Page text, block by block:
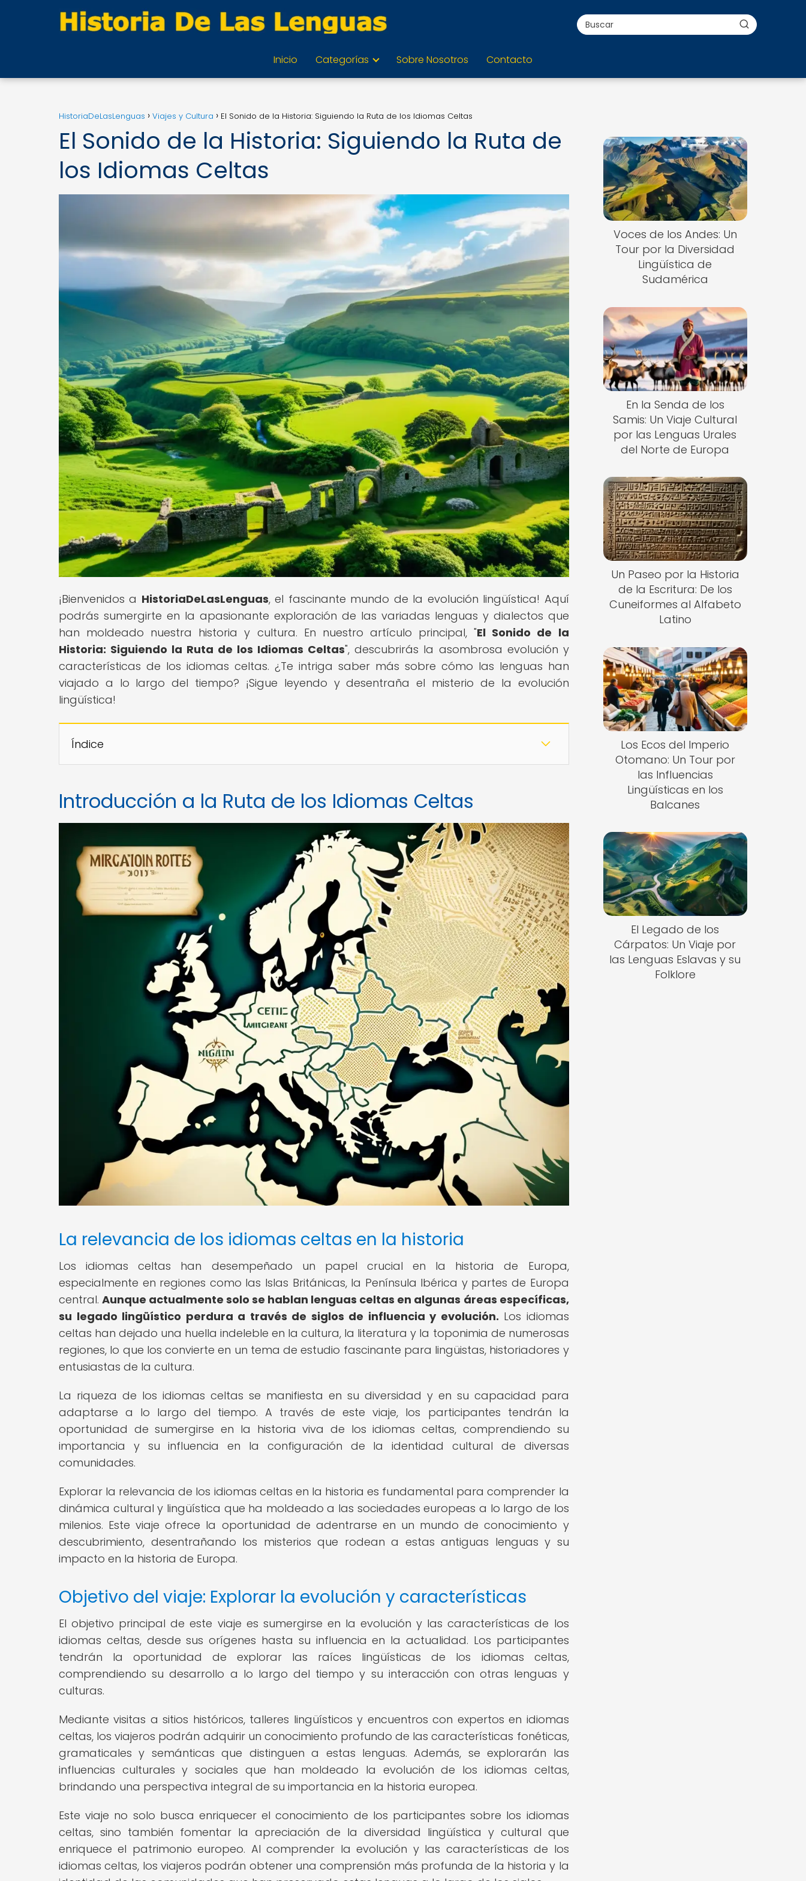
Inicio Categorías Sobre Nosotros Contacto
HistoriaDeLasLenguas Viajes y Cultura El Sonido de la Historia: Siguiendo la Ruta de los Idiomas Celtas
El Sonido de la Historia: Siguiendo la Ruta de
los Idiomas Celtas
¡Bienvenidos a HistoriaDeLasLenguas, el fascinante mundo de la evolución lingüística! Aquí
podrás sumergirte en la apasionante exploración de las variadas lenguas y dialectos que
han moldeado nuestra historia y cultura. En nuestro artículo principal, "El Sonido de la
Historia: Siguiendo la Ruta de los Idiomas Celtas", descubrirás la asombrosa evolución y
características de los idiomas celtas. ¿Te intriga saber más sobre cómo las lenguas han
viajado a lo largo del tiempo? ¡Sigue leyendo y desentraña el misterio de la evolución
lingüística!
Índice
Introducción a la Ruta de los Idiomas Celtas
La relevancia de los idiomas celtas en la historia
Los idiomas celtas han desempeñado un papel crucial en la historia de Europa,
especialmente en regiones como las Islas Británicas, la Península Ibérica y partes de Europa
central.Aunque actualmente solo se hablan lenguas celtas en algunas áreas específicas,
su legado lingüístico perdura a través de siglos de influencia y evolución. Los idiomas
celtas han dejado una huella indeleble en la cultura, la literatura y la toponimia de numerosas
regiones, lo que los convierte en un tema de estudio fascinante para lingüistas, historiadores y
entusiastas de la cultura.
La riqueza de los idiomas celtas se manifiesta en su diversidad y en su capacidad para
adaptarse a lo largo del tiempo. A través de este viaje, los participantes tendrán la
oportunidad de sumergirse en la historia viva de los idiomas celtas, comprendiendo su
importancia y su influencia en la configuración de la identidad cultural de diversas
comunidades.
Explorar la relevancia de los idiomas celtas en la historia es fundamental para comprender la
dinámica cultural y lingüística que ha moldeado a las sociedades europeas a lo largo de los
milenios. Este viaje ofrece la oportunidad de adentrarse en un mundo de conocimiento y
descubrimiento, desentrañando los misterios que rodean a estas antiguas lenguas y su
impacto en la historia de Europa.
Objetivo del viaje: Explorar la evolución y características
El objetivo principal de este viaje es sumergirse en la evolución y las características de los
idiomas celtas, desde sus orígenes hasta su influencia en la actualidad. Los participantes
tendrán la oportunidad de explorar las raíces lingüísticas de los idiomas celtas,
comprendiendo su desarrollo a lo largo del tiempo y su interacción con otras lenguas y
culturas.
Mediante visitas a sitios históricos, talleres lingüísticos y encuentros con expertos en idiomas
celtas, los viajeros podrán adquirir un conocimiento profundo de las características fonéticas,
gramaticales y semánticas que distinguen a estas lenguas. Además, se explorarán las
influencias culturales y sociales que han moldeado la evolución de los idiomas celtas,
brindando una perspectiva integral de su importancia en la historia europea.
Este viaje no solo busca enriquecer el conocimiento de los participantes sobre los idiomas
celtas, sino también fomentar la apreciación de la diversidad lingüística y cultural que
enriquece el patrimonio europeo. Al comprender la evolución y las características de los
idiomas celtas, los viajeros podrán obtener una comprensión más profunda de la historia y la
Voces de los Andes: Un
Tour por la Diversidad
Lingüística de
Sudamérica
En la Senda de los
Samis: Un Viaje Cultural
por las Lenguas Urales
del Norte de Europa
Un Paseo por la Historia
de la Escritura: De los
Cuneiformes al Alfabeto
Latino
Los Ecos del Imperio
Otomano: Un Tour por
las Influencias
Lingüísticas en los
Balcanes
El Legado de los
Cárpatos: Un Viaje por
las Lenguas Eslavas y su
Folklore